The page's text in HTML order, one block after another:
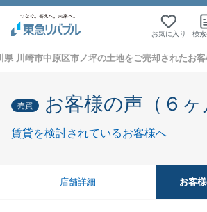
お気に入り 検
県 川崎市中原区市ノ坪の土地をご売却されたお
売買 お客様の声（６ヶ
賃貸を検討されているお客様へ
店舗詳細 お客